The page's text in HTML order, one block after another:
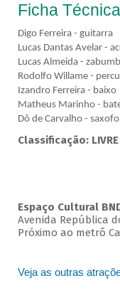
Ficha Técnica
Digo Ferreira - guitarra
Lucas Dantas Avelar -
Lucas Almeida -
Rodolfo Willame -
Izandro Ferreira - baixo
Matheus Marinho -
Dô de Carvalho -
Classificação: LIVRE
Espaço Cultural
Avenida República
Próximo ao metrô
Veja as outras